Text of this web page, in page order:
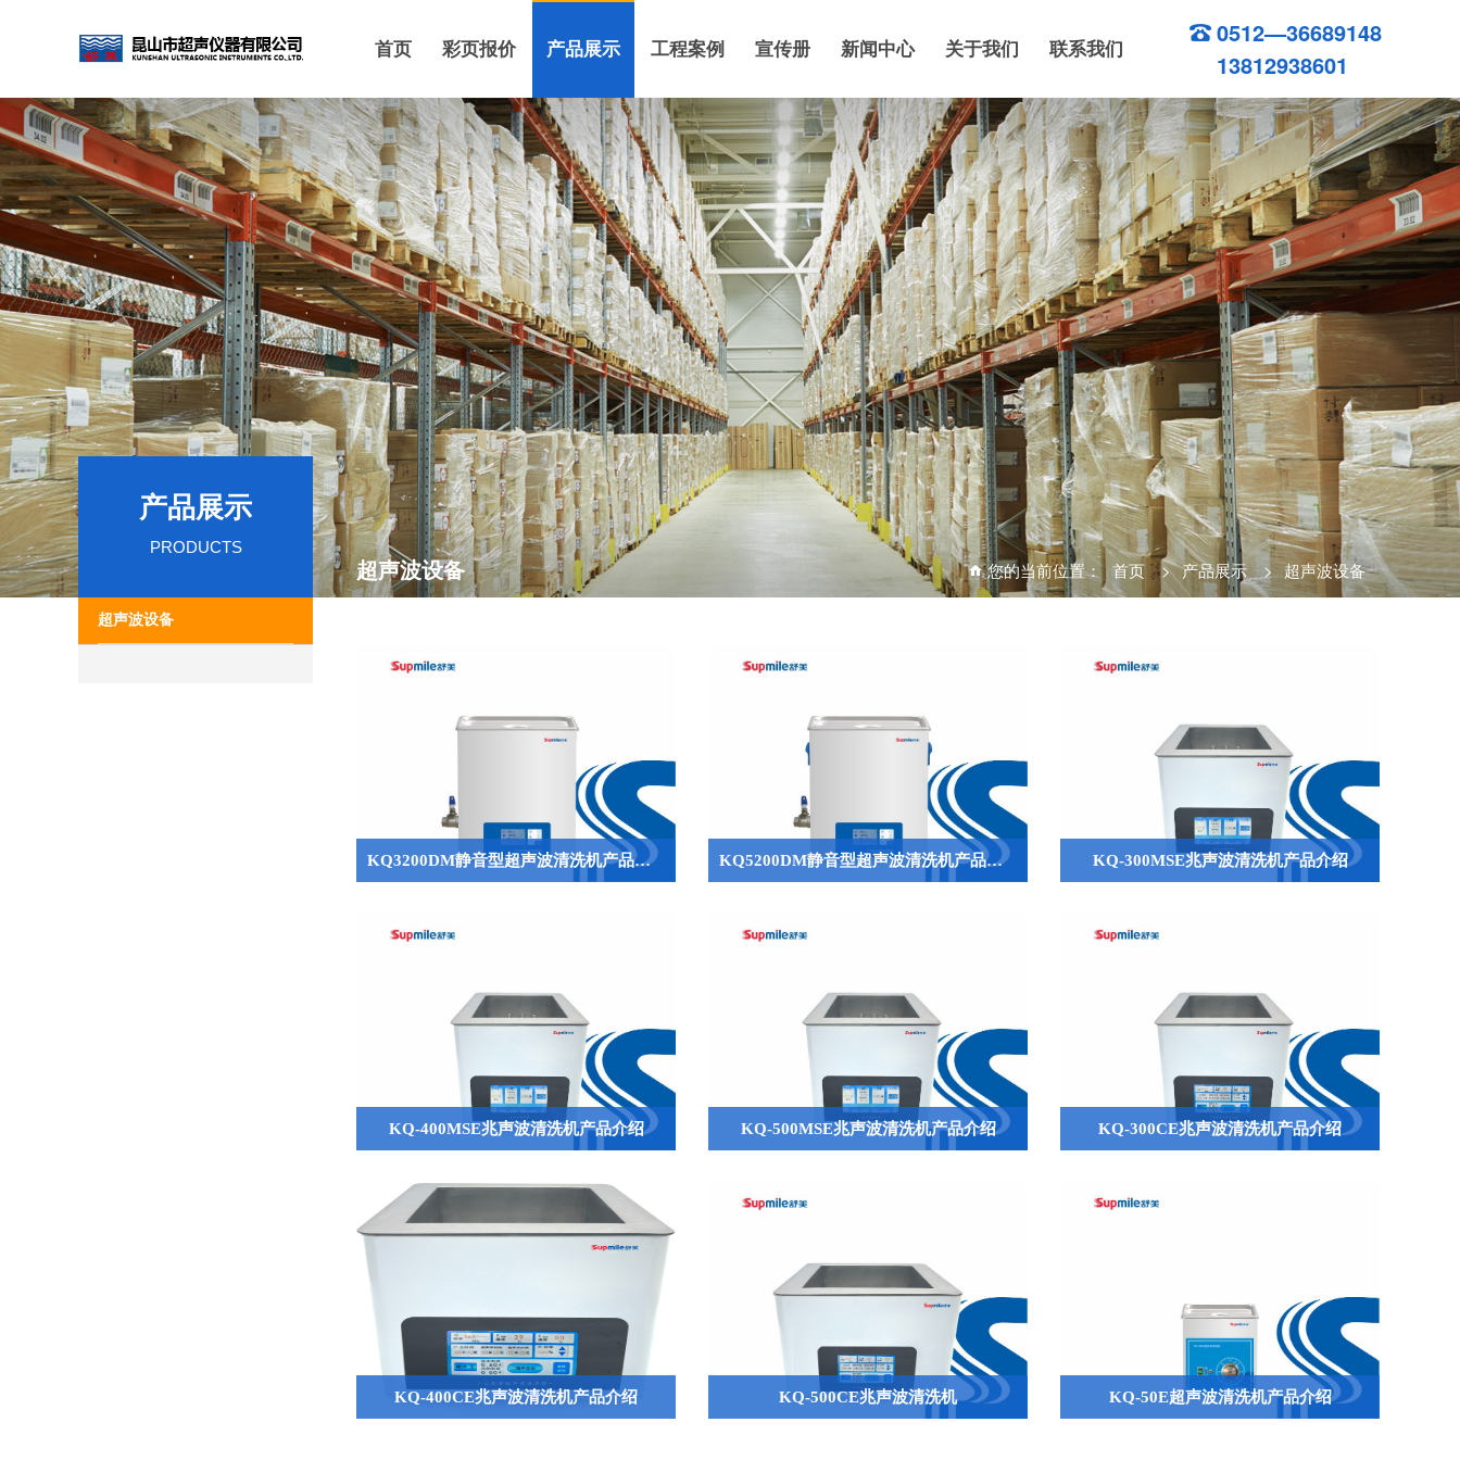
首页 彩页报价 产品展示 工程案例 宣传册 新闻中心 关于我们 联系我们
0512—36689148
13812938601
产品展示
PRODUCTS
超声波设备
超声波设备 您的当前位置： 首页 > 产品展示 > 超声波设备
KQ3200DM静音型超声波清洗机产品介绍 KQ5200DM静音型超声波清洗机产品介绍 KQ-300MSE兆声波清洗机产品介绍
KQ-400MSE兆声波清洗机产品介绍 KQ-500MSE兆声波清洗机产品介绍 KQ-300CE兆声波清洗机产品介绍
KQ-400CE兆声波清洗机产品介绍 KQ-500CE兆声波清洗机 KQ-50E超声波清洗机产品介绍

QQ